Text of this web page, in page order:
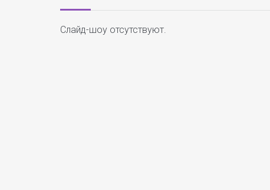
Слайд-шоу отсутствуют.